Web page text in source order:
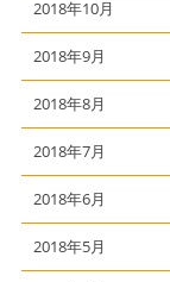
2018年10月
2018年9月
2018年8月
2018年7月
2018年6月
2018年5月